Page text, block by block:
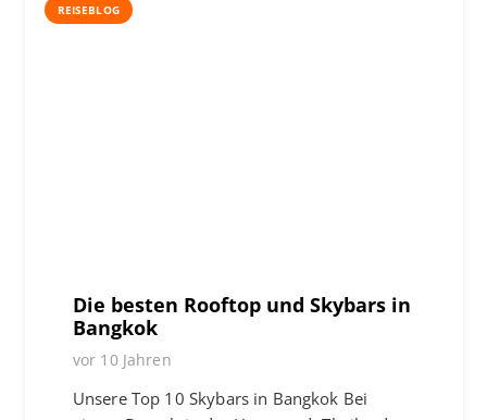
REISEBLOG
Die besten Rooftop und Skybars in
Bangkok
vor 10 Jahren
Unsere Top 10 Skybars in Bangkok Bei